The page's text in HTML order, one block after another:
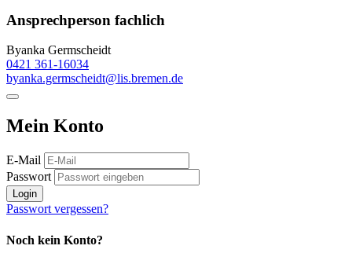
Ansprechperson fachlich
Byanka Germscheidt
0421 361-16034
byanka.germscheidt@lis.bremen.de
Mein Konto
E-Mail
Passwort
Login
Passwort vergessen?
Noch kein Konto?